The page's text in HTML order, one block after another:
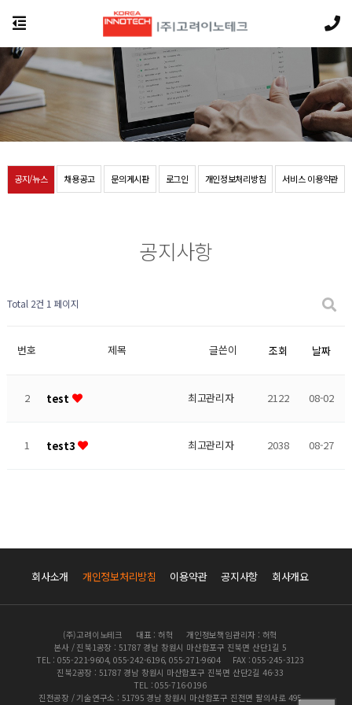
공지/뉴스 채용공고 문의게시판 로그인 개인정보처리방침 서비스 이용약관
공지사항
Total 2건 1 페이지
번호 제목 글쓴이 조회 날짜
2 test 최고관리자 2122 08-02
1 test3 최고관리자 2038 08-27
회사소개 개인정보처리방침 이용약관 공지사항 회사개요
(주)고려이노테크 대표 : 허혁
개인정보책임관리자 : 허혁
본사 / 진북1공장 : 51787 경남 창원시 마산합포구 진북면 산단1길 5
TEL : 055-221-9604, 055-242-6196, 055-271-9604
FAX : 055-245-3123
진북2공장 : 51787 경남 창원시 마산합포구 진북면 산단2길 46-33
TEL : 055-716-0196
진전공장 / 기술연구소 : 51795 경남 창원시 마산합포구 진전면 팔의사로 495